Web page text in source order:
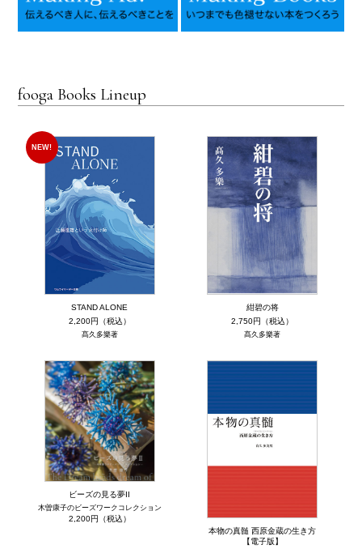
fooga Books Lineup
STAND ALONE
2,200円（税込）
髙久多樂著
NEW!
紺碧の将
2,750円（税込）
髙久多樂著
ビーズの見る夢II
木曽康子のビーズワークコレクション
2,200円（税込）
本物の真髄 西原金蔵の生き方
【電子版】